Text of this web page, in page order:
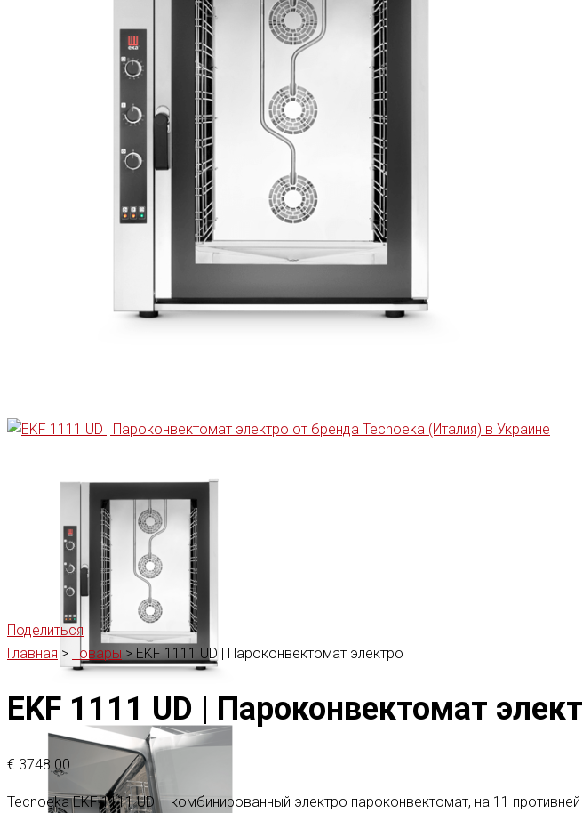
Поделиться
Главная > Товары > EKF 1111 UD | Пароконвектомат электро
EKF 1111 UD | Пароконвектомат
€ 3748.00
Tecnoeka EKF 1111 UD – комбинированный электро пароконвектомат, на 11